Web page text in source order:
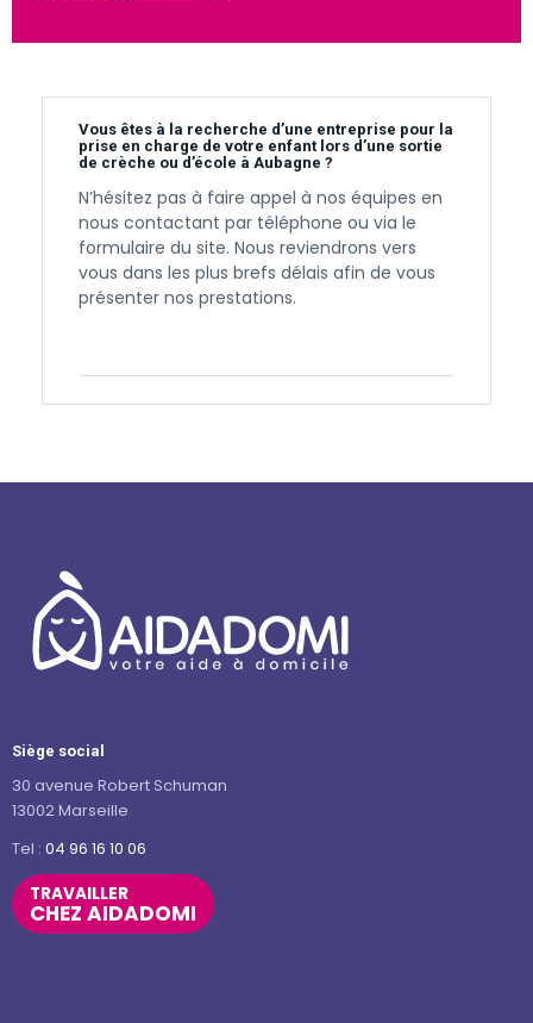
Vous êtes à la recherche d’une entreprise pour la
prise en charge de votre enfant lors d’une sortie
de crèche ou d’école à Aubagne ?
N’hésitez pas à faire appel à nos équipes en
nous contactant par téléphone ou via le
formulaire du site. Nous reviendrons vers
vous dans les plus brefs délais afin de vous
présenter nos prestations.
Siège social
30 avenue Robert Schuman
13002 Marseille
Tel : 04 96 16 10 06
TRAVAILLER
CHEZ AIDADOMI